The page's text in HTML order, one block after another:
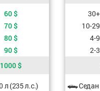
от периода аренды
60$
70$
80$
90$
1000$
л (235 л.с.)
10-
4-
2-
Седан